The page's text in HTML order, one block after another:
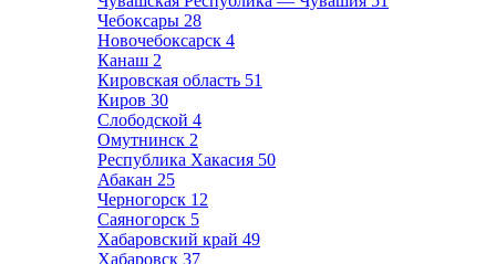
Чебоксары 28
Новочебоксарск 4
Канаш 2
Кировская область 51
Киров 30
Слободской 4
Омутнинск 2
Республика Хакасия 50
Абакан 25
Черногорск 12
Саяногорск 5
Хабаровский край 49
Хабаровск 37